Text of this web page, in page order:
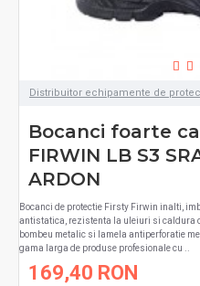
Distribuitor echipamente de
Bocanci foarte
FIRWIN LB S3
ARDON
Bocanci de protectie Firsty Firwin inalti,
antistatica, rezistenta la uleiuri si caldura
bombeu metalic si lamela antiperforatie
gama larga de produse profesionale cu ..
169,40 RON